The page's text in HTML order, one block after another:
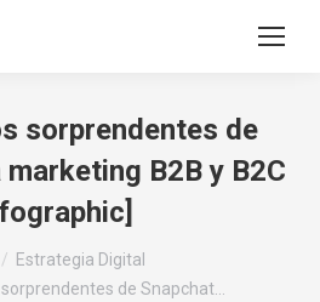
Buscar:
sorprendentes de
B2B y B2C
Estrategia Digital
de Snapchat…